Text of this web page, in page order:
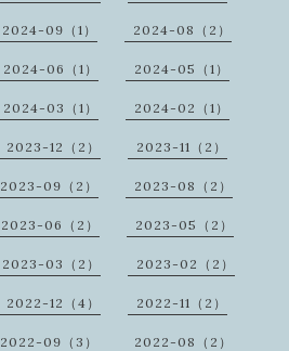
2024-09（1） 2024-08（2）
2024-06（1） 2024-05（1）
2024-03（1） 2024-02（1）
2023-12（2） 2023-11（2）
2023-09（2） 2023-08（2）
2023-06（2） 2023-05（2）
2023-03（2） 2023-02（2）
2022-12（4） 2022-11（2）
2022-09（3） 2022-08（2）